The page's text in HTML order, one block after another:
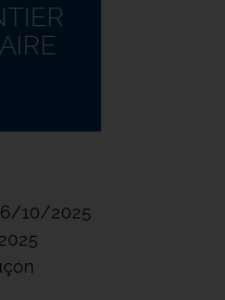
10/2025